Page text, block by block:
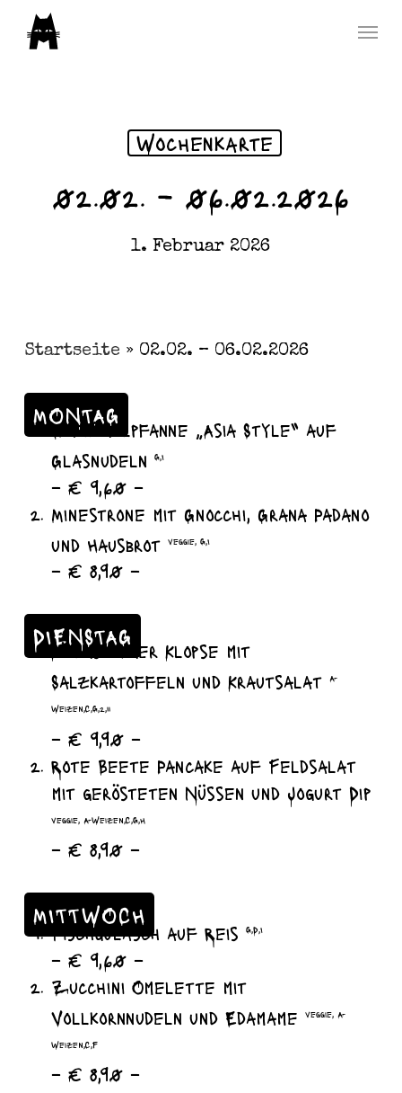
Skip
Wochenkarte
02.02. – 06.02.2026
1. Februar 2026
Startseite » 02.02. – 06.02.2026
MONTAG
Geflügelpfanne „Asia Style“ auf
Glasnudeln
G,I
– € 9,60 –
Minestrone mit Gnocchi, Grana Padano
und Hausbrot
veggie, G,I
– € 8,90 –
DIENSTAG
Königsberger Klopse mit
Salzkartoffeln und Krautsalat
A-
Weizen,C,G,2,11
– € 9,90 –
Rote Beete Pancake auf Feldsalat
mit gerösteten Nüssen und Jogurt Dip
veggie, A-Weizen,C,G,H
– € 8,90 –
MITTWOCH
Fischgulasch auf Reis G,D,I
– € 9,60 –
Zucchini Omelette mit
Vollkornnudeln und Edamame
veggie, A-
Weizen,C,F
– € 8,90 –